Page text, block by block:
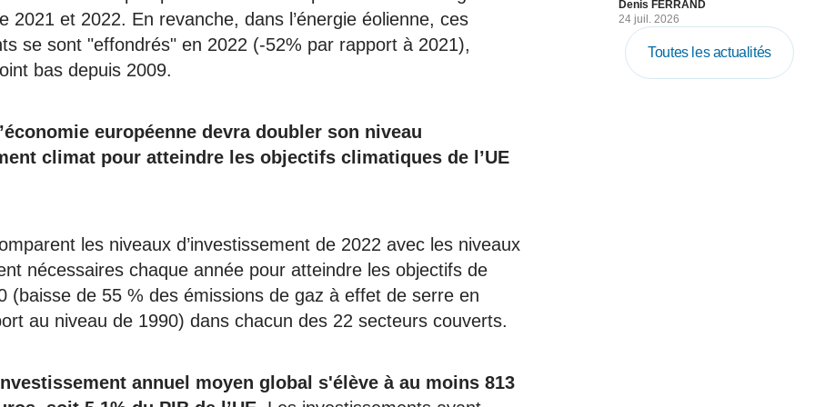
2021 et 2022. En revanche, dans l’énergie éolienne, ces
se sont "effondrés" en 2022 (-52% par rapport à 2021),
bas depuis 2009.
européenne devra doubler son niveau
climat pour atteindre les objectifs climatiques de l’UE
les niveaux d’investissement de 2022 avec les niveaux
nécessaires chaque année pour atteindre les objectifs de
(baisse de 55 % des émissions de gaz à effet de serre en
au niveau de 1990) dans chacun des 22 secteurs couverts.
annuel moyen global s'élève à au moins 813
Denis FERRAND
24 juil. 2026
Toutes les actualités